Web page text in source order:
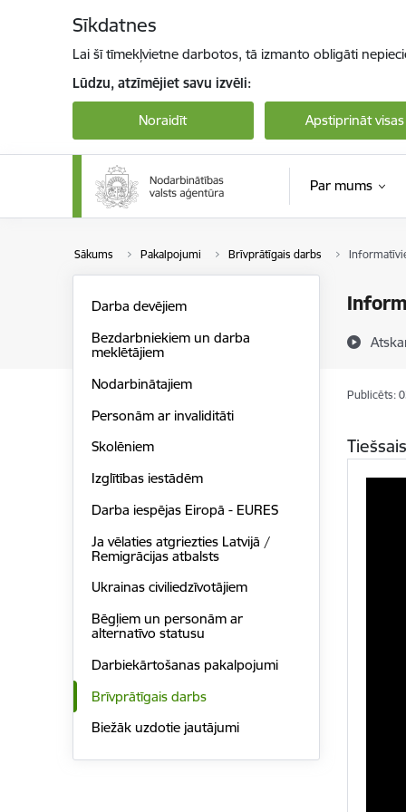
Sīkdatnes
Lai šī tīmekļvietne darbotos, tā izmanto obligāti
Lūdzu, atzīmējiet savu izvēli:
Noraidīt Apstiprināt visas
Par mums
Sākums Pakalpojumi Brīvprātīgais darbs
Darba devējiem
Bezdarbniekiem un darba
meklētājiem
Nodarbinātajiem
Personām ar invaliditāti
Skolēniem
Izglītības iestādēm
Darba iespējas Eiropā - EURES
Ja vēlaties atgriezties Latvijā /
Remigrācijas atbalsts
Ukrainas civiliedzīvotājiem
Bēgļiem un personām ar
alternatīvo statusu
Darbiekārtošanas pakalpojumi
Brīvprātīgais darbs
Biežāk uzdotie jautājumi
Publicēts: